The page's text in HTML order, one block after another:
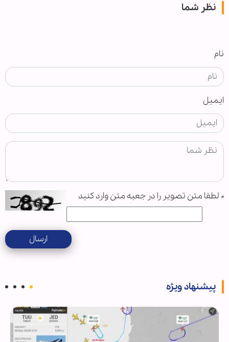
نظر شما
نام
ایمیل
* لطفا متن تصویر را در جعبه متن وارد کنید
ارسال
پیشنهاد ویژه